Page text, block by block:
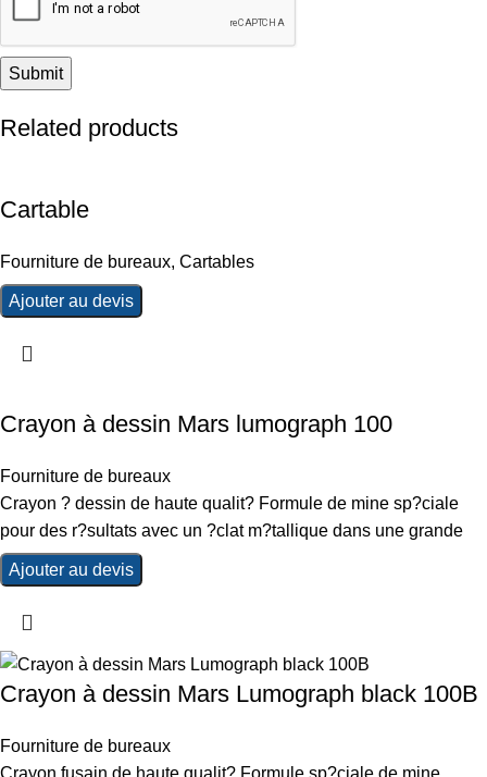
Related products
Cartable
Fourniture de bureaux, Cartables
Ajouter au devis
Crayon à dessin Mars lumograph 100
Fourniture de bureaux
Crayon ? dessin de haute qualit? Formule de mine sp?ciale
pour des r?sultats avec un ?clat m?tallique dans une grande
Ajouter au devis
Crayon à dessin Mars Lumograph black 100B
Fourniture de bureaux